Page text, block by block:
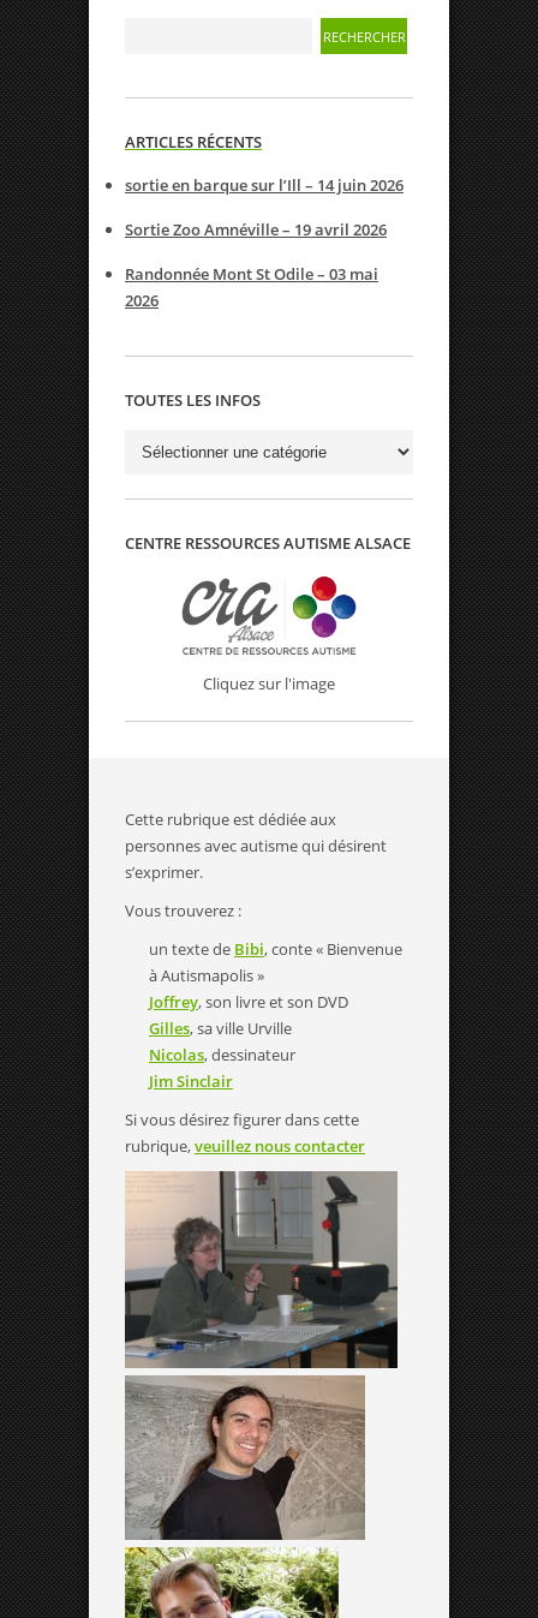
ARTICLES RÉCENTS
sortie en barque sur l’Ill – 14 juin 2026
Sortie Zoo Amnéville – 19 avril 2026
Randonnée Mont St Odile – 03 mai
2026
TOUTES LES INFOS
Toutes
infos
CENTRE RESSOURCES AUTISME ALSACE
Cliquez sur l'image
Cette rubrique est dédiée aux
personnes avec autisme qui désirent
s’exprimer.
Vous trouverez :
un texte de Bibi, conte « Bienvenue
à Autismapolis »
Joffrey, son livre et son DVD
Gilles, sa ville Urville
Nicolas, dessinateur
Jim Sinclair
Si vous désirez figurer dans cette
rubrique,veuillez nous contacter